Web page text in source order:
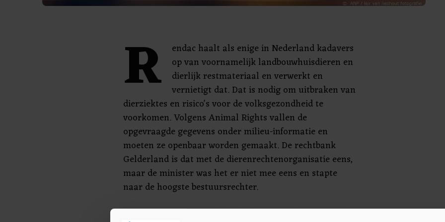
R
endac haalt als enige in Nederland kadavers
op van voornamelijk landbouwhuisdieren en
dierlijk restmateriaal en verwerkt en
vernietigt dat. Dat is nodig om uitbraken van
dierziektes en risico's voor de volksgezondheid te
voorkomen. Volgens Animal Rights vallen de
opgevraagde gegevens onder milieu-informatie en
moeten ze openbaar worden gemaakt. De rechtbank
Gelderland is dat met de dierenrechtenorganisatie eens,
maar de minister was het er niet mee eens en stapte
naar de hoogste bestuursrechter.
De Raad van State oordeelt dat het verzoek van Animal